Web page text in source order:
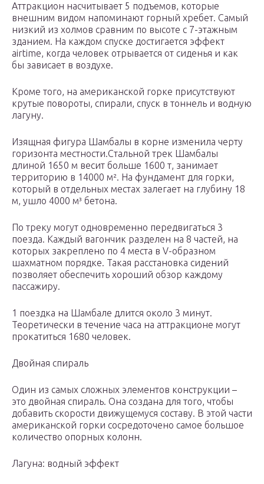
Аттракцион насчитывает 5 подъемов, которые
внешним видом напоминают горный хребет. Самый
низкий из холмов сравним по высоте с 7-этажным
зданием. На каждом спуске достигается эффект
airtime, когда человек отрывается от сиденья и как
бы зависает в воздухе.
Кроме того, на американской горке присутствуют
крутые повороты, спирали, спуск в тоннель и водную
лагуну.
Изящная фигура Шамбалы в корне изменила черту
горизонта местности.Стальной трек Шамбалы
длиной 1650 м весит больше 1600 т, занимает
территорию в 14000 м². На фундамент для горки,
который в отдельных местах залегает на глубину 18
м, ушло 4000 м³ бетона.
По треку могут одновременно передвигаться 3
поезда. Каждый вагончик разделен на 8 частей, на
которых закреплено по 4 места в V-образном
шахматном порядке. Такая расстановка сидений
позволяет обеспечить хороший обзор каждому
пассажиру.
1 поездка на Шамбале длится около 3 минут.
Теоретически в течение часа на аттракционе могут
прокатиться 1680 человек.
Двойная спираль
Один из самых сложных элементов конструкции –
это двойная спираль. Она создана для того, чтобы
добавить скорости движущемуся составу. В этой части
американской горки сосредоточено самое большое
количество опорных колонн.
Лагуна: водный эффект